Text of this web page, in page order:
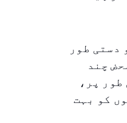
دستی طور
چند
پر،
کو بہت